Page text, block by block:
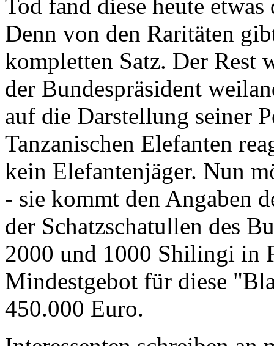
Tod fand diese heute
Denn von den Raritäten
kompletten Satz. Der Rest
der Bundespräsident
auf die Darstellung seiner
Tanzanischen Elefanten
kein Elefantenjäger. Nun
- sie kommt den Angaben
der Schatzschatullen des
2000 und 1000 Shilingi in
Mindestgebot für diese
450.000 Euro.